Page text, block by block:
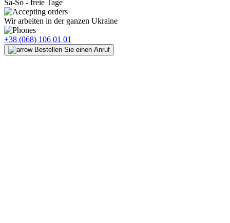
Sa-So - freie Tage
Wir arbeiten in der ganzen Ukraine
+38 (068) 106 01 01
Bestellen Sie einen Anruf